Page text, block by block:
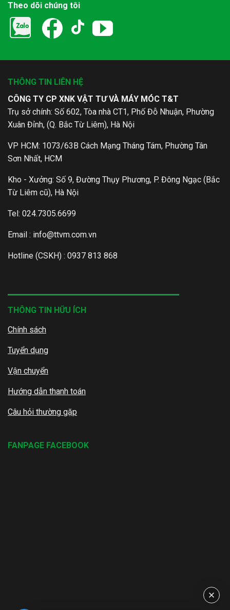
Theo dõi chúng tôi
THÔNG TIN HỮU ÍCH
Chính sách
Tuyển dụng
Vận chuyển
Hướng dẫn thanh toán
Câu hỏi thường gặp
THÔNG TIN LIÊN HỆ
CÔNG TY CP XNK VẬT TƯ VÀ MÁY MÓC T&T
Trụ sở chính: Số 602, Tòa nhà CT1, Phố Đỗ Nhuận, Phường
Xuân Đỉnh, (Q. Bắc Từ Liêm), Hà Nội
VP HCM: 1073/63B Cách Mạng Tháng Tám, Phường Tân
Sơn Nhất, HCM
Kho - Xưởng: Số 9, Đường Thụy Phương, P. Đông Ngạc (Bắc
Từ Liêm cũ), Hà Nội
Tel: 024.7305.6699
Email : info@ttvm.com.vn
Hotline (CSKH) : 0937 813 868
FANPAGE FACEBOOK